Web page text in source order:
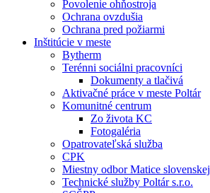
Povolenie ohňostroja
Ochrana ovzdušia
Ochrana pred požiarmi
Inštitúcie v meste
Bytherm
Terénni sociálni pracovníci
Dokumenty a tlačivá
Aktivačné práce v meste Poltár
Komunitné centrum
Zo života KC
Fotogaléria
Opatrovateľská služba
CPK
Miestny odbor Matice slovenskej
Technické služby Poltár s.r.o.